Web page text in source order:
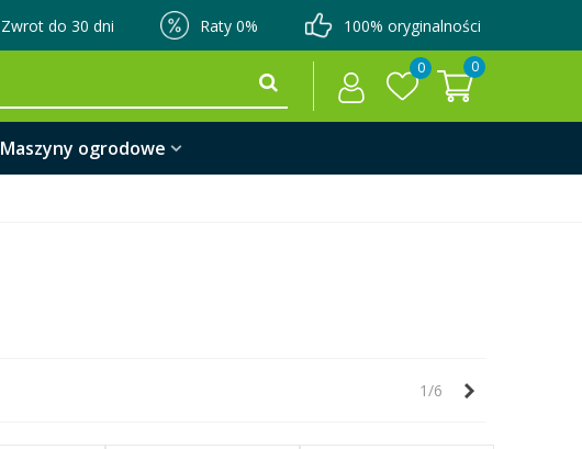
Zwrot do 30 dni Raty 0% 100% oryginalności
0 0
Maszyny ogrodowe
1/6